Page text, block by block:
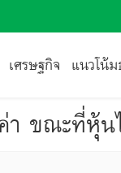
เศรษฐกิจ แนวโน้
า ขณะที่หุ้